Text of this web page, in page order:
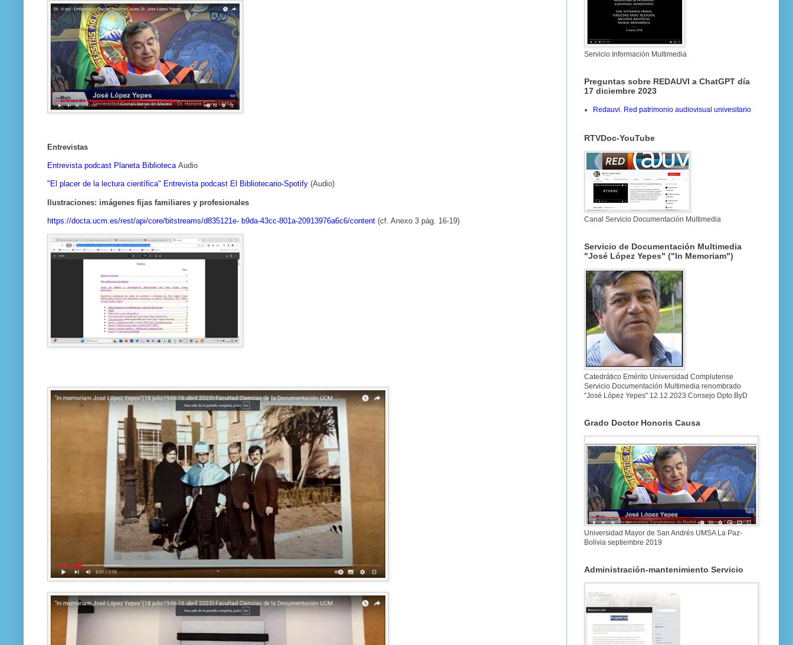
Entrevistas
Entrevista podcast Planeta BibliotecaAudio
"El placer de la lectura científica" Entrevista podcast El Bibliotecario-Spotify (Audio)
Ilustraciones: imágenes fijas familiares y profesionales
https://docta.ucm.es/rest/api/core/bitstreams/d835121e- b9da-43cc-801a-20913976a6c6/content (cf. Anexo 3 pág. 16-19)
Servicio Información Multimedia
Preguntas sobre REDAUVI a ChatGPT día
17 diciembre 2023
Redauvi. Red patrimonio audiovisual univesitario
RTVDoc-YouTube
Canal Servicio Documentación Multimedia
Servicio de Documentación Multimedia
"José López Yepes" ("In Memoriam")
Catedrático Emérito Universidad Complutense
Servicio Documentación Multimedia renombrado
"José López Yepes" 12.12.2023 Consejo Dpto.ByD
Grado Doctor Honoris Causa
Universidad Mayor de San Andrés UMSA La Paz-
Bolivia septiembre 2019
Administración-mantenimiento Servicio